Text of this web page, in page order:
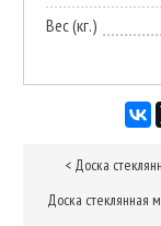
Вес (кг.)
< Доска
Доска стеклянная